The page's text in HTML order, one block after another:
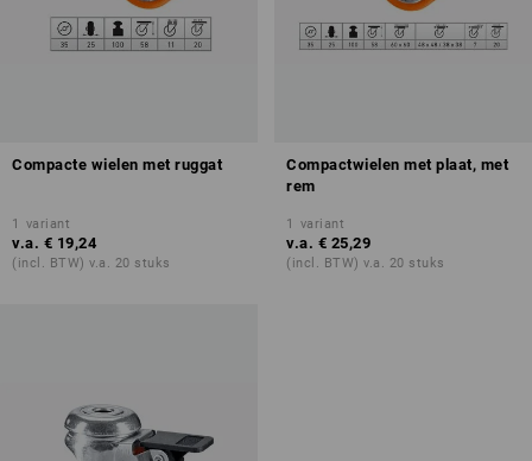
Compacte wielen met ruggat
1 variant
v.a. € 19,24
(incl. BTW) v.a. 20 stuks
Compactwielen met plaat, met
rem
1 variant
v.a. € 25,29
(incl. BTW) v.a. 20 stuks